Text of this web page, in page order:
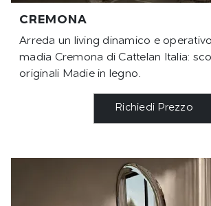
CREMONA
Arreda un living dinamico e
madia Cremona di Cattelan Italia:
originali Madie in legno.
Richiedi Prezzo